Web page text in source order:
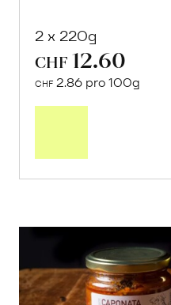
2 x 220g
CHF 12.60
CHF 2.86 pro 100g